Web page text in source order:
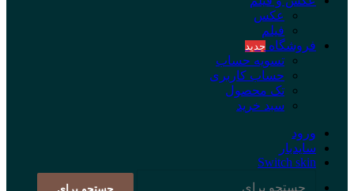
عکس
فیلم
فروشگاه جدید
تسویه حساب
حساب کاربری
تک محصول
سبد خرید
ورود
سایدبار
Switch skin